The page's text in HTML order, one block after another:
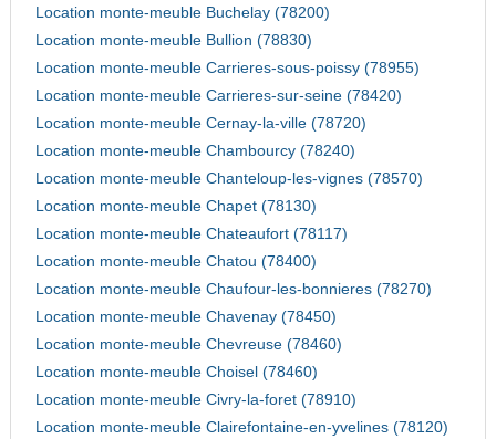
Location monte-meuble Buchelay (78200)
Location monte-meuble Bullion (78830)
Location monte-meuble Carrieres-sous-poissy (78955)
Location monte-meuble Carrieres-sur-seine (78420)
Location monte-meuble Cernay-la-ville (78720)
Location monte-meuble Chambourcy (78240)
Location monte-meuble Chanteloup-les-vignes (78570)
Location monte-meuble Chapet (78130)
Location monte-meuble Chateaufort (78117)
Location monte-meuble Chatou (78400)
Location monte-meuble Chaufour-les-bonnieres (78270)
Location monte-meuble Chavenay (78450)
Location monte-meuble Chevreuse (78460)
Location monte-meuble Choisel (78460)
Location monte-meuble Civry-la-foret (78910)
Location monte-meuble Clairefontaine-en-yvelines (78120)